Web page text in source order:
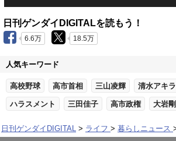
日刊ゲンダイDIGITALを読もう！
6.6万 18.5万
人気キーワード
高校野球 高市首相 三山凌輝 清水アキラ
ハラスメント 三田佳子 高市政権 大岩剛
日刊ゲンダイDIGITAL ライフ 暮らしニュース